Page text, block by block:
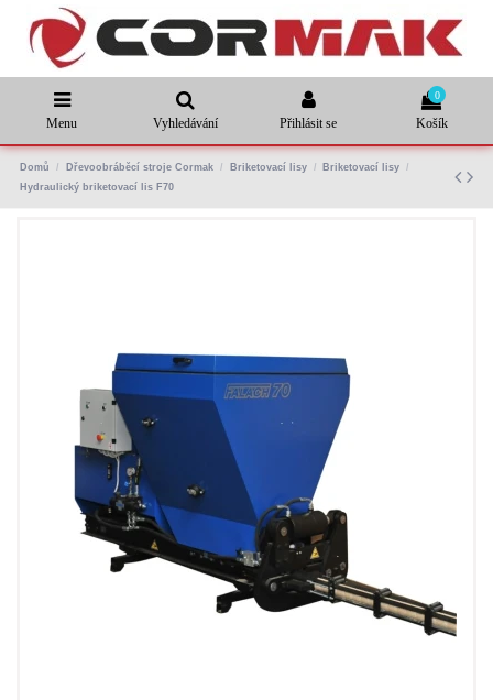
Menu Vyhledávání Přihlásit se
0
Košík
Domů Dřevoobráběcí stroje Cormak Briketovací lisy
Briketovací lisy
Hydraulický briketovací lis F70